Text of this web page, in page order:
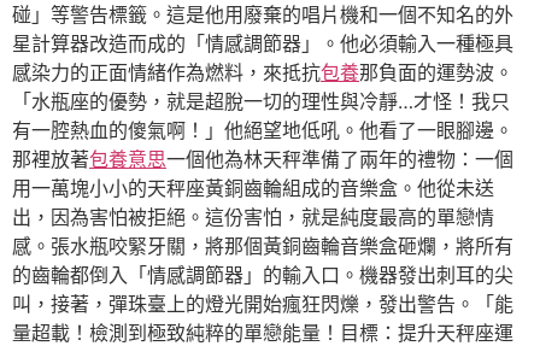
碰」等警告標籤。這是他用廢棄的唱片機和一個不知名的外
星計算器改造而成的「情感調節器」。他必須輸入一種極具
感染力的正面情緒作為燃料，來抵抗包養那負面的運勢波。
「水瓶座的優勢，就是超脫一切的理性與冷靜…才怪！我只
有一腔熱血的傻氣啊！」他絕望地低吼。他看了一眼腳邊。
那裡放著包養意思一個他為林天秤準備了兩年的禮物：一個
用一萬塊小小的天秤座黃銅齒輪組成的音樂盒。他從未送
出，因為害怕被拒絕。這份害怕，就是純度最高的單戀情
感。張水瓶咬緊牙關，將那個黃銅齒輪音樂盒砸爛，將所有
的齒輪都倒入「情感調節器」的輸入口。機器發出刺耳的尖
叫，接著，彈珠臺上的燈光開始瘋狂閃爍，發出警告。「能
量超載！檢測到極致純粹的單戀能量！目標：提升天秤座運